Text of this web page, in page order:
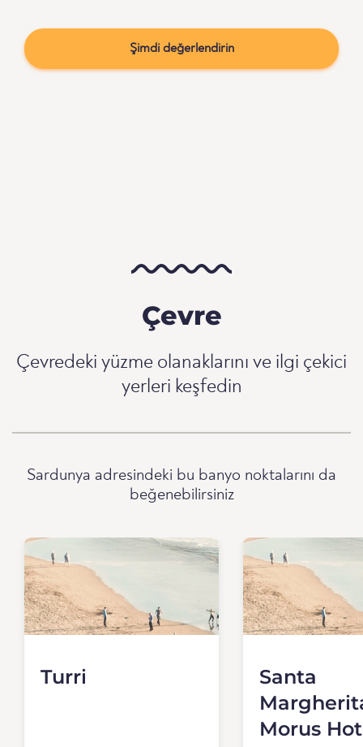
Şimdi değerlendirin
Çevre
Çevredeki yüzme olanaklarını ve ilgi çekici
yerleri keşfedin
Sardunya adresindeki bu banyo noktalarını da
beğenebilirsiniz
Turri
Santa
Morus